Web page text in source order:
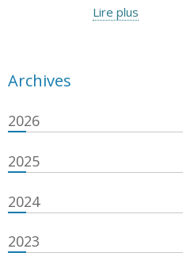
Lire plus
Archives
2026
2025
2024
2023